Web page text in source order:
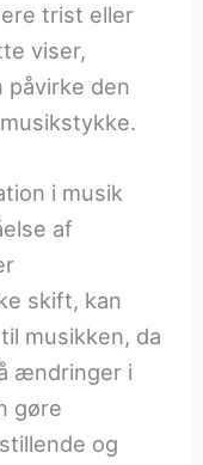
trist eller
viser,
påvirke den
i musik
af
skift, kan
musikken, da
ændringer i
gøre
og